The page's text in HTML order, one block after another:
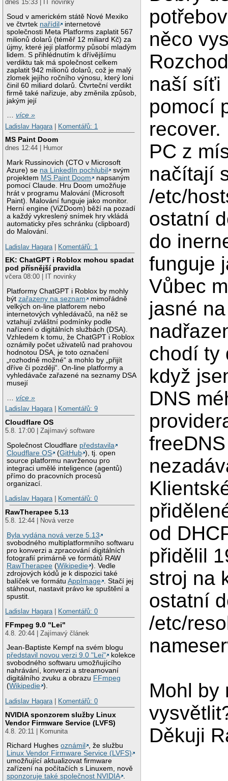
dnes 15:33 | IT novinky
Soud v americkém státě Nové Mexiko
ve čtvrtek nařídil
internetové
společnosti Meta Platforms zaplatit 567
milionů dolarů (téměř 12 miliard Kč) za
újmy, které její platformy působí mladým
lidem. S přihlédnutím k dřívějšímu
verdiktu tak má společnost celkem
zaplatit 942 milionů dolarů, což je malý
zlomek jejího ročního výnosu, který loni
činil 60 miliard dolarů. Čtvrteční verdikt
firmě také nařizuje, aby změnila způsob,
jakým její
…více »
Ladislav Hagara
Komentářů: 1
MS Paint Doom
dnes 12:44 | Humor
Mark Russinovich (CTO v Microsoft
Azure) se na LinkedIn pochlubil
svým
projektem MS Paint Doom
napsaným
pomocí Claude. Hru Doom umožňuje
hrát v programu Malování (Microsoft
Paint). Malování funguje jako monitor.
Herní engine (ViZDoom) běží na pozadí
a každý vykreslený snímek hry vkládá
automaticky přes schránku (clipboard)
do Malování.
Ladislav Hagara
Komentářů: 1
EK: ChatGPT i Roblox mohou spadat
pod přísnější pravidla
včera 08:00 | IT novinky
Platformy ChatGPT i Roblox by mohly
býtzařazeny na seznam
mimořádně
velkých on-line platforem nebo
internetových vyhledávačů, na něž se
vztahují zvláštní podmínky podle
nařízení o digitálních službách (DSA).
Vzhledem k tomu, že ChatGPT i Roblox
oznámily počet uživatelů nad prahovou
hodnotou DSA, je toto označení
„rozhodně možné“ a mohlo by „přijít
dříve či později“. On-line platformy a
vyhledávače zařazené na seznamy DSA
musejí
…více »
Ladislav Hagara| Komentářů: 9
Cloudflare OS
5.8. 17:00 | Zajímavý software
Společnost Cloudflare představila
Cloudflare OS
(GitHub ), tj. open
source platformu navrženou pro
integraci umělé inteligence (agentů)
přímo do pracovních procesů
organizací.
Ladislav Hagara| Komentářů: 0
RawTherapee 5.13
5.8. 12:44 | Nová verze
Byla vydána nová verze 5.13
svobodného multiplatformního softwaru
pro konverzi a zpracování digitálních
fotografií primárně ve formátů RAW
RawTherapee (Wikipedie ). Vedle
zdrojových kódů je k dispozici také
balíček ve formátuAppImage
. Stačí jej
stáhnout, nastavit právo ke spuštění a
spustit.
Ladislav Hagara| Komentářů: 0
FFmpeg 9.0 "Lei"
4.8. 20:44 | Zajímavý článek
Jean-Baptiste Kempf na svém blogu
představil novou verzi 9.0 "Lei"
kolekce
svobodného softwaru umožňujícího
nahrávání, konverzi a streamovaní
digitálního zvuku a obrazu FFmpeg
(Wikipedie ).
Ladislav Hagara| Komentářů: 0
NVIDIA sponzorem služby Linux
Vendor Firmware Service (LVFS)
4.8. 20:11 | Komunita
Richard Hughesoznámil
, že službu
Linux Vendor Firmware Service (LVFS)
umožňující aktualizovat firmware
zařízení na počítačích s Linuxem, nově
sponzoruje také společnost NVIDIA .
něco
naší síťi
pomocí
recover.
PC z
načítají
/etc/
ostatní
do
funguje
Vůbec
jasné
chodí ty
když
DNS
od
přidělil
stroj na
ostatní
/etc/
Mohl by
Děkuji